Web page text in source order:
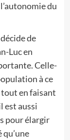
du
de
Luc en
Celle-
à ce
en faisant
est aussi
pour élargir